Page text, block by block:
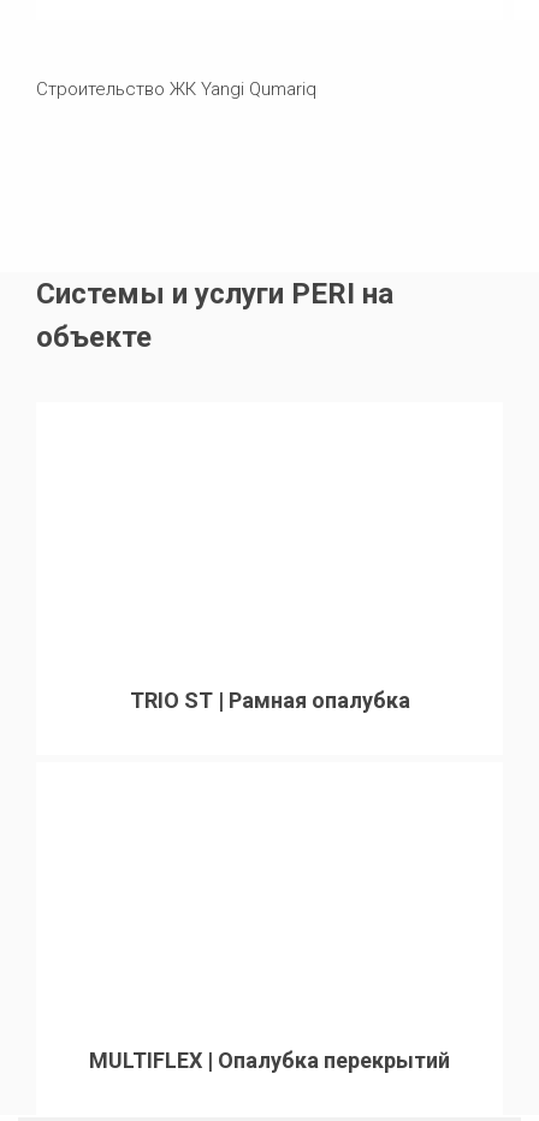
Строительство ЖК Yangi Qumariq
Системы и услуги PERI на
объекте
TRIO ST | Рамная опалубка
MULTIFLEX | Опалубка перекрытий